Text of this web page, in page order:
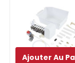
Ajouter Au